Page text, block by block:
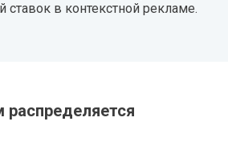
ставок в контекстной рекламе.